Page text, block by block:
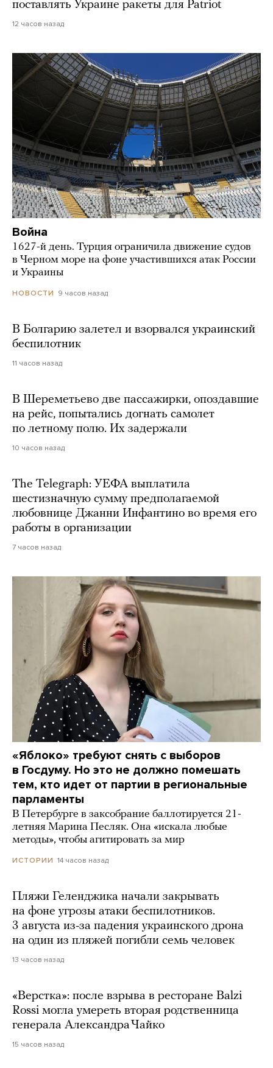
поставлять Украине ракеты для Patriot
12 часов назад
Война
1627-й день. Турция ограничила движение судов
в Черном море на фоне участившихся атак России
и Украины
НОВОСТИ 9 часов назад
В Болгарию залетел и взорвался украинский
беспилотник
11 часов назад
В Шереметьево две пассажирки, опоздавшие
на рейс, попытались догнать самолет
по летному полю. Их задержали
10 часов назад
The Telegraph: УЕФА выплатила
шестизначную сумму предполагаемой
любовнице Джанни Инфантино во время его
работы в организации
7 часов назад
«Яблоко» требуют снять с выборов
в Госдуму. Но это не должно помешать
тем, кто идет от партии в региональные
парламенты
В Петербурге в заксобрание баллотируется 21-
летняя Марина Песляк. Она «искала любые
методы», чтобы агитировать за мир
ИСТОРИИ 14 часов назад
Пляжи Геленджика начали закрывать
на фоне угрозы атаки беспилотников.
3 августа из-за падения украинского дрона
на один из пляжей погибли семь человек
13 часов назад
«Верстка»: после взрыва в ресторане Balzi
Rossi могла умереть вторая родственница
генерала Александра Чайко
15 часов назад